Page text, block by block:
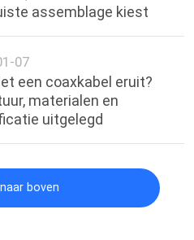
assemblage kiest
07
een coaxkabel eruit?
materialen en
uitgelegd
boven